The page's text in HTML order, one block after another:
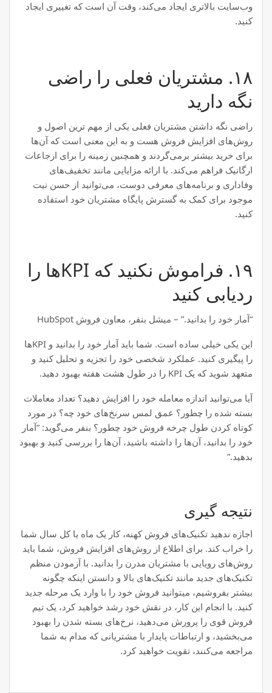
وب‌سایت بالاتری ایجاد می‌کند، وقت آن است که تغییری ایجاد
کنید.
۱۸. مشتریان فعلی را راضی
نگه دارید
راضی نگه داشتن مشتریان فعلی یکی از مهم ترین اصول و
روش‌های افزایش فروش هست و به این معنی است که آن‌ها
برای خرید بیشتر برمی‌گردند و همچنین زمینه را برای ارجاعات
ارگانیک فراهم می‌کند. با ارائه مزایایی مانند تخفیف‌های
وفاداری و برنامه‌های معرفی دوست، می‌توانید از حسن نیت
موجود برای کمک به گسترش پایگاه مشتریان خود استفاده
کنید.
۱۹. فراموش نکنید که KPI‌ها را
ردیابی کنید
“آمار خود را بدانید.” – میشل بنفر، معاون فروش HubSpot
این یکی خیلی ساده است. شما باید آمار خود را بدانید و KPI‌ها
را پیگیری کنید. عملکرد شخصی خود را تجزیه و تحلیل کنید و
متعهد شوید که یک KPI را در طول هشت هفته بهبود دهید.
آیا می‌توانید اندازه معامله خود را افزایش دهید؟ تعداد معاملات
بسته شده را چطور؟ عمق لمس سرنخ‌های خود چه؟ در مورد
کوتاه کردن طول چرخه فروش خود چطور؟ بنفر می‌گوید: “آمار
خود را بدانید، آن‌ها را داشته باشید، آن‌ها را بررسی کنید و بهبود
بدهید.”
نتیجه گیری
اجازه ندهید تکنیک‌های فروش کهنه، کار یک ماه یا کل سال شما
را خراب کند. برای اطلاع از روش‌های افزایش فروش، شما باید
روش‌های رویایی با مشتریان مدرن را بدانید. با آزمودن منظم
تکنیک‌های جدید مانند تکنیک‌های بالا و دانستن اینکه چگونه
بیشتر بفروشیم، میتوانید فروش خود را با وارد یک مرحله جدید
کنید. با انجام این کار، در نقش خود رشد خواهید کرد، یک تیم
فروش قوی را پرورش می‌دهید، نرخ‌های بسته شدن را بهبود
می‌بخشید، و ارتباطات پایدار با مشتریانی که مدام به شما
مراجعه می‌کنند، تقویت خواهید کرد.